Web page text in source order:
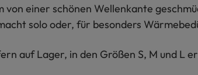
von einer schönen Wellenkante
solo oder, für besonders
auf Lager, in den Größen S, M und L